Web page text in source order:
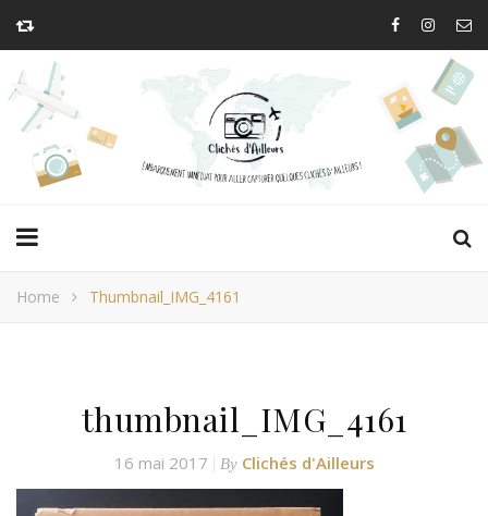
Home Thumbnail_IMG_4161
thumbnail_IMG_4161
16 mai 2017 By Clichés d'Ailleurs